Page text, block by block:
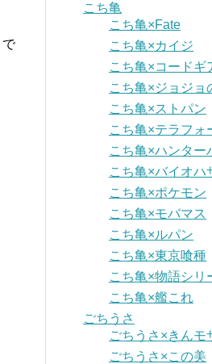
こち亀
こち亀×Fate
こち亀×カイジ
こち亀×コードギ
こち亀×ジョジョ
こち亀×ストパン
こち亀×テラフォ
こち亀×ハンター
こち亀×バイオハ
こち亀×ポケモン
こち亀×モバマス
こち亀×ルパン
こち亀×東京喰種
こち亀×物語シリ
こち亀×艦これ
ごちうさ
ごちうさ×きんモ
ごちうさ×この美